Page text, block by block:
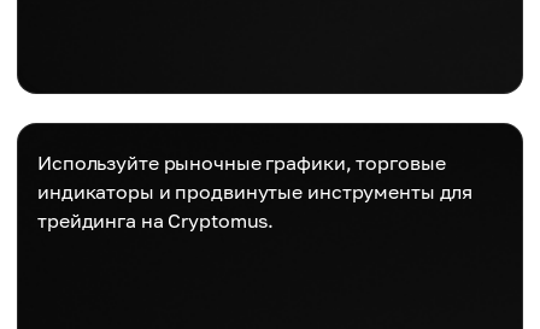
Используйте рыночные графики, торговые
индикаторы и продвинутые инструменты для
трейдинга на Cryptomus.